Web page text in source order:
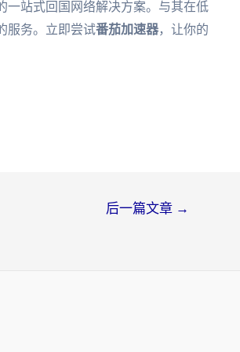
一站式回国网络解决方案。与其在低
服务。立即尝试番茄加速器，让你的
后一篇文章 →